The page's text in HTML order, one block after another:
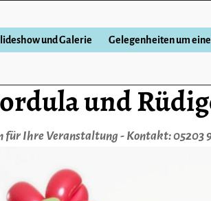
und
Ihre Veranstaltung - Kontakt: 05203
und Galerie Gelegenheiten um